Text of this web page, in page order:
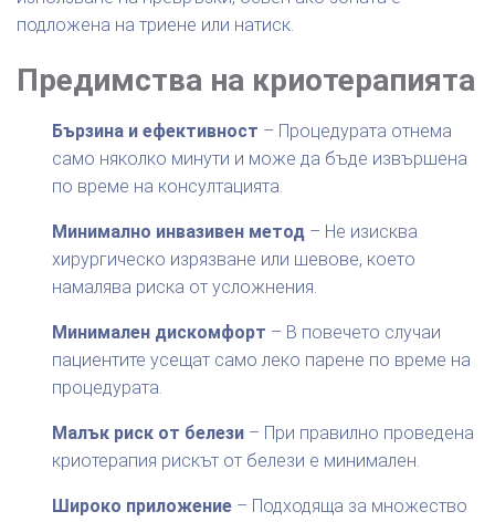
подложена на триене или натиск.
Предимства на криотерапията
Бързина и ефективност – Процедурата отнема
само няколко минути и може да бъде извършена
по време на консултацията.
Минимално инвазивен метод – Не изисква
хирургическо изрязване или шевове, което
намалява риска от усложнения.
Минимален дискомфорт – В повечето случаи
пациентите усещат само леко парене по време на
процедурата.
Малък риск от белези – При правилно проведена
криотерапия рискът от белези е минимален.
Широко приложение – Подходяща за множество